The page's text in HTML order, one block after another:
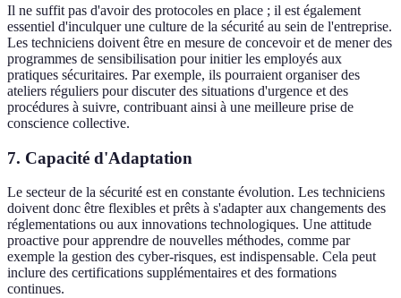
Il ne suffit pas d'avoir des protocoles en place ; il est également
essentiel d'inculquer une culture de la sécurité au sein de l'entreprise.
Les techniciens doivent être en mesure de concevoir et de mener des
programmes de sensibilisation pour initier les employés aux
pratiques sécuritaires. Par exemple, ils pourraient organiser des
ateliers réguliers pour discuter des situations d'urgence et des
procédures à suivre, contribuant ainsi à une meilleure prise de
conscience collective.
7. Capacité d'Adaptation
Le secteur de la sécurité est en constante évolution. Les techniciens
doivent donc être flexibles et prêts à s'adapter aux changements des
réglementations ou aux innovations technologiques. Une attitude
proactive pour apprendre de nouvelles méthodes, comme par
exemple la gestion des cyber-risques, est indispensable. Cela peut
inclure des certifications supplémentaires et des formations
continues.